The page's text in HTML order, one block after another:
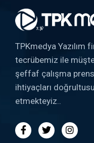
TPKmedya Yazılım
tecrübemiz ile
şeffaf çalışma
ihtiyaçları
etmekteyiz..